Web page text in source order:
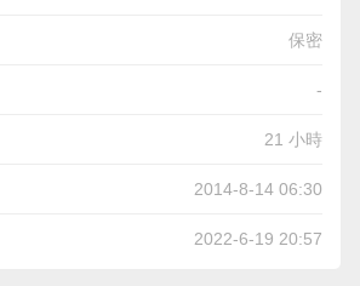
保密
-
21 小時
2014-8-14 06:30
2022-6-19 20:57